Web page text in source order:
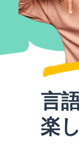
言
楽